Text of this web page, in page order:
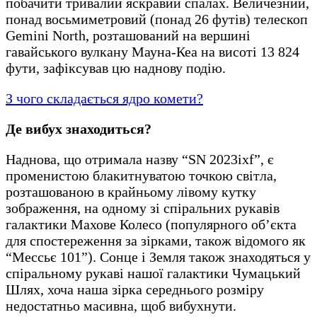
понад восьмиметровий (понад 26 футів) телескоп
Gemini North, розташований на вершині
гавайського вулкану Мауна-Кеа на висоті 13 824
фути, зафіксував цю наднову подію.
З чого складається ядро комети?
Де вибух знаходиться?
Наднова, що отримала назву “SN 2023ixf”, є
променистою блакитнуватою точкою світла,
розташованою в крайньому лівому кутку
зображення, на одному зі спіральних рукавів
галактики Махове Колесо (популярного об’єкта
для спостереження за зірками, також відомого як
“Мессьє 101”). Сонце і Земля також знаходяться у
спіральному рукаві нашої галактики Чумацький
Шлях, хоча наша зірка середнього розміру
недостатньо масивна, щоб вибухнути.